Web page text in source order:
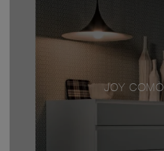
JOY COMÒ